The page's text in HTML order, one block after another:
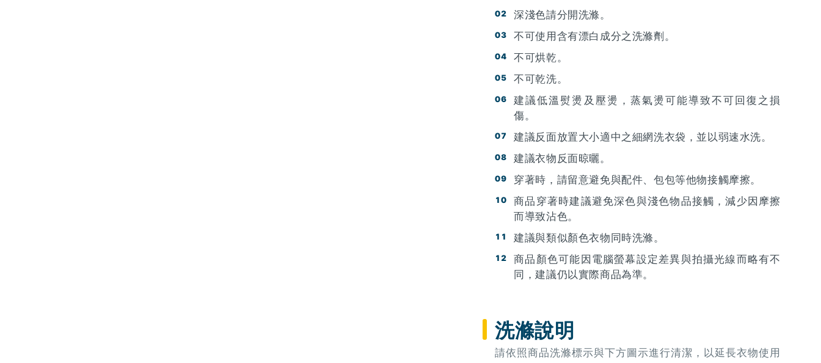
深淺色請分開洗滌。
不可使用含有漂白成分之洗滌劑。
不可烘乾。
不可乾洗。
建議低溫熨燙及壓燙，蒸氣燙可能導致不可回復之損
傷。
建議反面放置大小適中之細網洗衣袋，並以弱速水洗。
建議衣物反面晾曬。
穿著時，請留意避免與配件、包包等他物接觸摩擦。
商品穿著時建議避免深色與淺色物品接觸，減少因摩擦
而導致沾色。
建議與類似顏色衣物同時洗滌。
商品顏色可能因電腦螢幕設定差異與拍攝光線而略有不
同，建議仍以實際商品為準。
洗滌說明
請依照商品洗滌標示與下方圖示進行清潔，以延長衣物使用